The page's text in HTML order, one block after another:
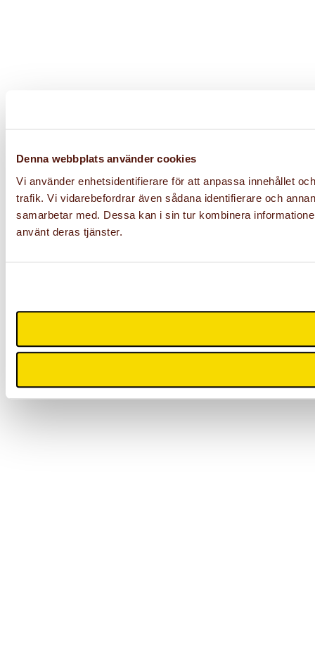
Denna webbplats använder cookies
Vi använder enhetsidentifierare för att anpassa innehållet
trafik. Vi vidarebefordrar även sådana identifierare och
samarbetar med. Dessa kan i sin tur kombinera
använt deras tjänster.